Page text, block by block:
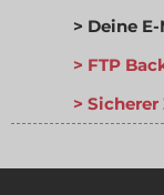
Deine
FTP